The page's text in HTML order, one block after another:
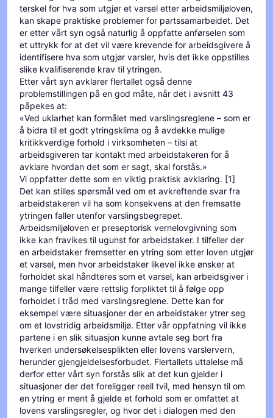
terskel for hva som utgjør et varsel etter arbeidsmiljøloven,
kan skape praktiske problemer for partssamarbeidet. Det
er etter vårt syn også naturlig å oppfatte anførselen som
et uttrykk for at det vil være krevende for arbeidsgivere å
identifisere hva som utgjør varsler, hvis det ikke oppstilles
slike kvalifiserende krav til ytringen.
Etter vårt syn avklarer flertallet også denne
problemstillingen på en god måte, når det i avsnitt 43
påpekes at:
«Ved uklarhet kan formålet med varslingsreglene – som er
å bidra til et godt ytringsklima og å avdekke mulige
kritikkverdige forhold i virksomheten – tilsi at
arbeidsgiveren tar kontakt med arbeidstakeren for å
avklare hvordan det som er sagt, skal forstås.»
Vi oppfatter dette som en viktig praktisk avklaring. [1]
Det kan stilles spørsmål ved om et avkreftende svar fra
arbeidstakeren vil ha som konsekvens at den fremsatte
ytringen faller utenfor varslingsbegrepet.
Arbeidsmiljøloven er preseptorisk vernelovgivning som
ikke kan fravikes til ugunst for arbeidstaker. I tilfeller der
en arbeidstaker fremsetter en ytring som etter loven utgjør
et varsel, men hvor arbeidstaker likevel ikke ønsker at
forholdet skal håndteres som et varsel, kan arbeidsgiver i
mange tilfeller være rettslig forpliktet til å følge opp
forholdet i tråd med varslingsreglene. Dette kan for
eksempel være situasjoner der en arbeidstaker ytrer seg
om et lovstridig arbeidsmiljø. Etter vår oppfatning vil ikke
partene i en slik situasjon kunne avtale seg bort fra
hverken undersøkelsesplikten eller lovens varslervern,
herunder gjengjeldelsesforbudet. Flertallets uttalelse må
derfor etter vårt syn forstås slik at det kun gjelder i
situasjoner der det foreligger reell tvil, med hensyn til om
en ytring er ment å gjelde et forhold som er omfattet at
lovens varslingsregler, og hvor det i dialogen med den